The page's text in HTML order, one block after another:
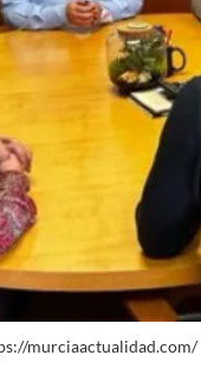
murciaactualidad.com/